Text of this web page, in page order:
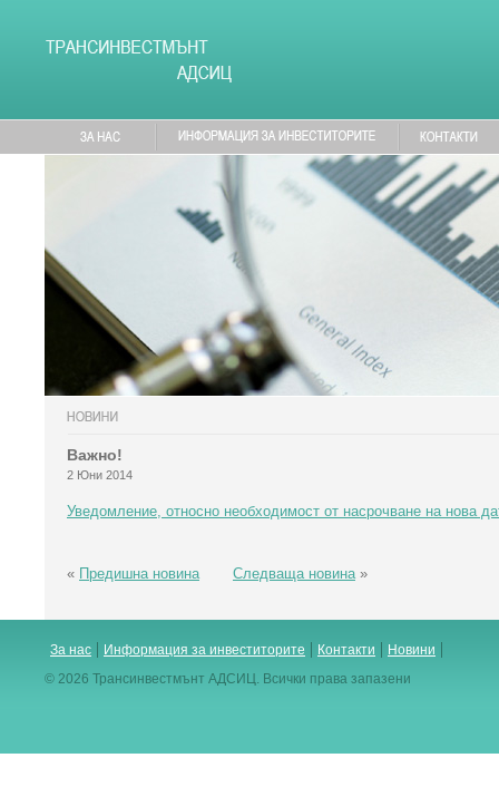
Важно!
2 Юни 2014
Уведомление, относно необходимост от насрочване на нова
« Предишна новина Следваща новина»
За нас Информация за инвеститорите Контакти
Новини
© 2026 Трансинвестмънт АДСИЦ. Всички права запазени